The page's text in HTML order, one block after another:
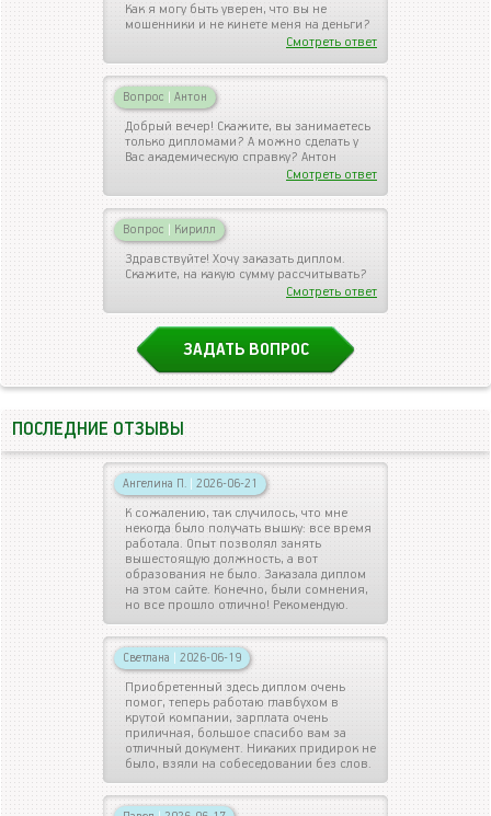
Как я могу быть уверен, что вы не
мошенники и не кинете меня на деньги?
Смотреть ответ
Вопрос | Антон
Добрый вечер! Скажите, вы занимаетесь
только дипломами? А можно сделать у
Вас академическую справку? Антон
Смотреть ответ
Вопрос | Кирилл
Здравствуйте! Хочу заказать диплом.
Скажите, на какую сумму рассчитывать?
Смотреть ответ
ЗАДАТЬ ВОПРОС
ПОСЛЕДНИЕ ОТЗЫВЫ
Ангелина П. | 2026-06-21
К сожалению, так случилось, что мне
некогда было получать вышку: все время
работала. Опыт позволял занять
вышестоящую должность, а вот
образования не было. Заказала диплом
на этом сайте. Конечно, были сомнения,
но все прошло отлично! Рекомендую.
Светлана | 2026-06-19
Приобретенный здесь диплом очень
помог, теперь работаю главбухом в
крутой компании, зарплата очень
приличная, большое спасибо вам за
отличный документ. Никаких придирок не
было, взяли на собеседовании без слов.